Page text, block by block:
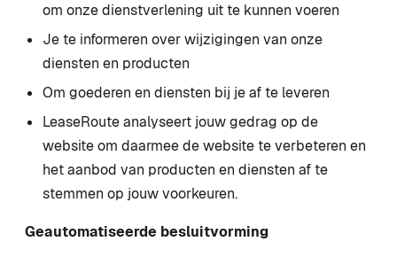
om onze dienstverlening uit te kunnen voeren
Je te informeren over wijzigingen van onze
diensten en producten
Om goederen en diensten bij je af te leveren
LeaseRoute analyseert jouw gedrag op de
website om daarmee de website te verbeteren en
het aanbod van producten en diensten af te
stemmen op jouw voorkeuren.
Geautomatiseerde besluitvorming